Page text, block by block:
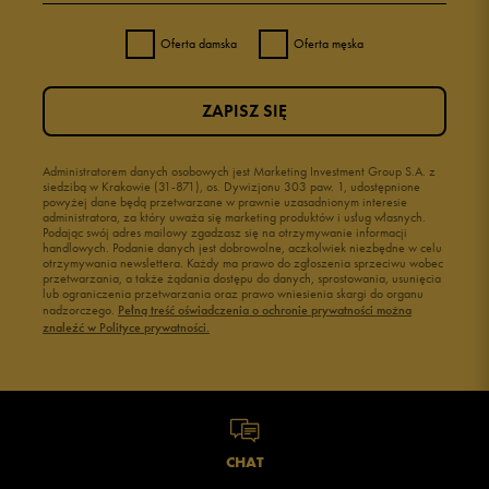
0%
1 0%
Jak zbieramy opinie?
Oferta damska Oferta męska
Administratorem danych osobowych jest Marketing Investment Group S.A. z
siedzibą w Krakowie (31-871), os. Dywizjonu 303 paw. 1, udostępnione
powyżej dane będą przetwarzane w prawnie uzasadnionym interesie
administratora, za który uważa się marketing produktów i usług własnych.
Podając swój adres mailowy zgadzasz się na otrzymywanie informacji
handlowych. Podanie danych jest dobrowolne, aczkolwiek niezbędne w celu
otrzymywania newslettera. Każdy ma prawo do zgłoszenia sprzeciwu wobec
przetwarzania, a także żądania dostępu do danych, sprostowania, usunięcia
lub ograniczenia przetwarzania oraz prawo wniesienia skargi do organu
nadzorczego. Pełną treść oświadczenia o ochronie prywatności można
znaleźć w Polityce prywatności.
ZAPISZ SIĘ
CHAT